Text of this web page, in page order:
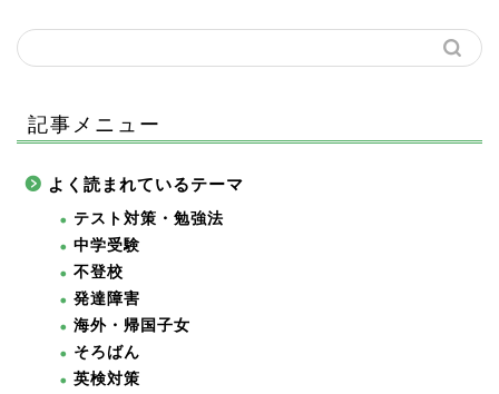
記事メニュー
よく読まれているテーマ
テスト対策・勉強法
中学受験
不登校
発達障害
海外・帰国子女
そろばん
英検対策